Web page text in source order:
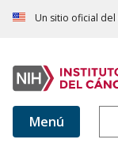
Un sitio oficial
Menú